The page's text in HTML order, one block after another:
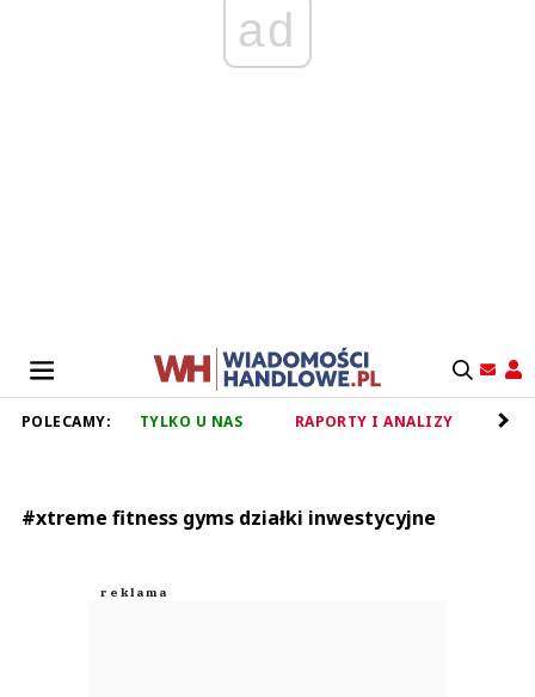
ad
POLECAMY: TYLKO U NAS RAPORTY I ANALIZY
#xtreme fitness gyms działki inwestycyjne